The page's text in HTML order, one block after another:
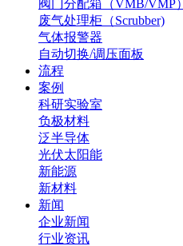
阀门分配箱（VMB/VMP）
废气处理柜（Scrubber)
气体报警器
自动切换/调压面板
流程
案例
科研实验室
负极材料
泛半导体
光伏太阳能
新能源
新材料
新闻
企业新闻
行业资讯